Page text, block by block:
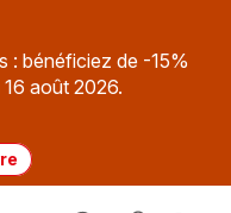
: bénéficiez de -15%
août 2026.